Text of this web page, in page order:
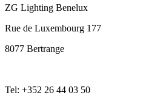
ZG Lighting Benelux
Rue de Luxembourg 177
8077 Bertrange
Tel: +352 26 44 03 50